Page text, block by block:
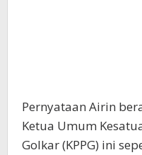
Pernyataan Airin
Ketua Umum
Golkar (KPPG) ini